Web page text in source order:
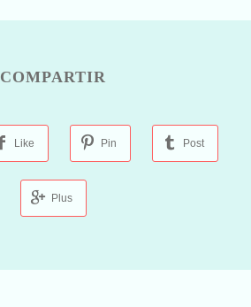
COMPARTIR
Like Pin Post
Plus